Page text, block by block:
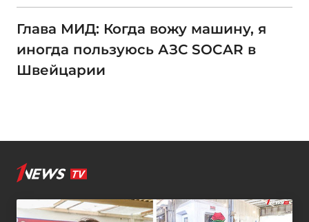
Глава МИД: Когда вожу машину, я
иногда пользуюсь АЗС SOCAR в
Швейцарии